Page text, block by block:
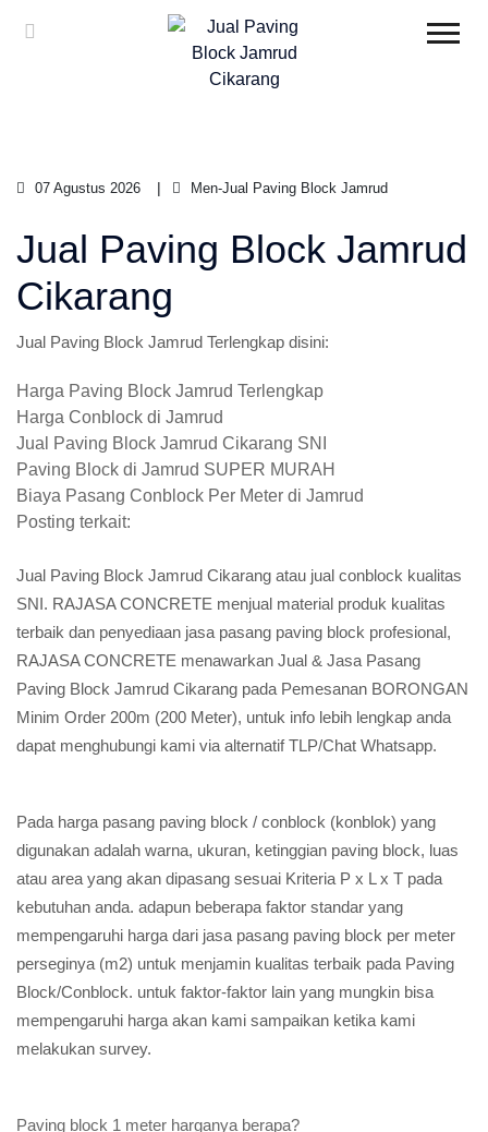
07 Agustus 2026 Men-Jual Paving Block Jamrud
Jual Paving Block Jamrud
Cikarang
Jual Paving Block Jamrud Terlengkap disini:
Harga Paving Block Jamrud Terlengkap
Harga Conblock di Jamrud
Jual Paving Block Jamrud Cikarang SNI
Paving Block di Jamrud SUPER MURAH
Biaya Pasang Conblock Per Meter di Jamrud
Posting terkait:
Jual Paving Block Jamrud Cikarang atau jual conblock kualitas
SNI. RAJASA CONCRETE menjual material produk kualitas
terbaik dan penyediaan jasa pasang paving block profesional,
RAJASA CONCRETE menawarkan Jual & Jasa Pasang
Paving Block Jamrud Cikarang pada Pemesanan BORONGAN
Minim Order 200m (200 Meter), untuk info lebih lengkap anda
dapat menghubungi kami via alternatif TLP/Chat Whatsapp.
Pada harga pasang paving block / conblock (konblok) yang
digunakan adalah warna, ukuran, ketinggian paving block, luas
atau area yang akan dipasang sesuai Kriteria P x L x T pada
kebutuhan anda. adapun beberapa faktor standar yang
mempengaruhi harga dari jasa pasang paving block per meter
perseginya (m2) untuk menjamin kualitas terbaik pada Paving
Block/Conblock. untuk faktor-faktor lain yang mungkin bisa
mempengaruhi harga akan kami sampaikan ketika kami
melakukan survey.
Paving block 1 meter harganya berapa?